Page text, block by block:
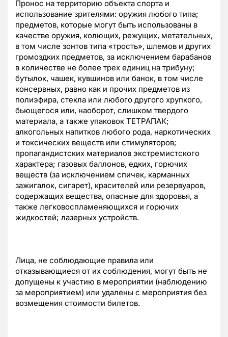
Пронос на территорию объекта спорта и
использование зрителями: оружия любого типа;
предметов, которые могут быть использованы в
качестве оружия, колющих, режущих, метательных,
в том числе зонтов типа «трость», шлемов и других
громоздких предметов, за исключением барабанов
в количестве не более трех единиц на трибуну;
бутылок, чашек, кувшинов или банок, в том числе
консервных, равно как и прочих предметов из
полиэфира, стекла или любого другого хрупкого,
бьющегося или, наоборот, слишком твердого
материала, а также упаковок ТЕТРАПАК;
алкогольных напитков любого рода, наркотических
и токсических веществ или стимуляторов;
пропагандистских материалов экстремистского
характера; газовых баллонов, едких, горючих
веществ (за исключением спичек, карманных
зажигалок, сигарет), красителей или резервуаров,
содержащих вещества, опасные для здоровья, а
также легковоспламеняющихся и горючих
жидкостей; лазерных устройств.
Лица, не соблюдающие правила или
отказывающиеся от их соблюдения, могут быть не
допущены к участию в мероприятии (наблюдению
за мероприятием) или удалены с мероприятия без
возмещения стоимости билетов.